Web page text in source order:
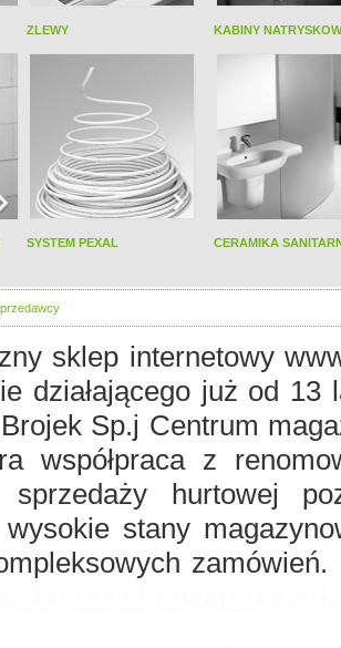
ZLEWY KABINY
SYSTEM PEXAL CERAMIKA
sklep internetowy
działającego już od 13
Sp.j Centrum
współpraca z
hurtowej
stany
zamówień.